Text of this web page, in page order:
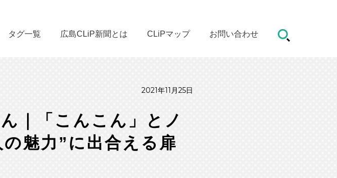
タグ一覧 広島CLiP新聞とは CLiPマップ お問い合わせ
2021年11月25日
｜「こんこん」とノ
魅力”に出合える扉